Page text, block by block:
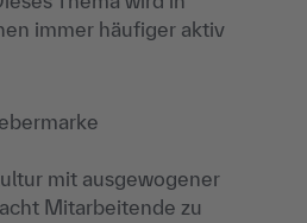
immer häufiger aktiv
mit ausgewogener
Mitarbeitende zu